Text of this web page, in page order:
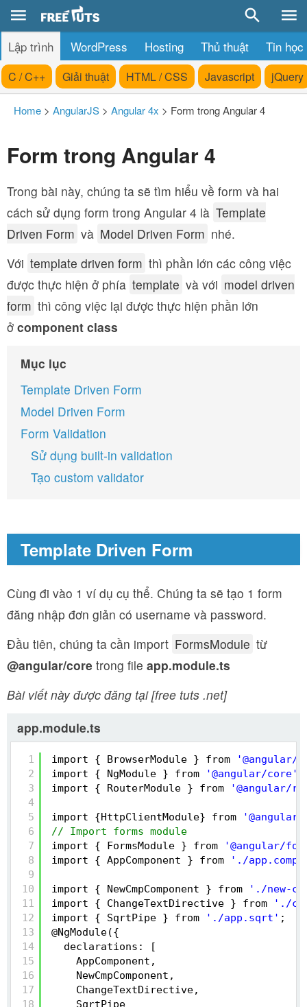
Lập trình WordPress Hosting Thủ thuật Tin học
C / C++ Giải thuật HTML / CSS Javascript jQuery
Home > AngularJS > Angular 4x > Form trong Angular 4
Form trong Angular 4
Trong bài này, chúng ta sẽ tìm hiểu về form và hai
cách sử dụng form trong Angular 4 là Template
Driven Form và Model Driven Form nhé.
Với template driven form thì phần lớn các công việc
được thực hiện ở phía template và với model driven
form thì công việc lại được thực hiện phần lớn
ở component class
Mục lục
Template Driven Form
Model Driven Form
Form Validation
Sử dụng built-in validation
Tạo custom validator
Template Driven Form
Cùng đi vào 1 ví dụ cụ thể. Chúng ta sẽ tạo 1 form
đăng nhập đơn giản có username và password.
Đầu tiên, chúng ta cần import FormsModule từ
@angular/core trong file app.module.ts
Bài viết này được đăng tại [free tuts .net]
app.module.ts
1
2
3
4
5
6
7
8
9
10
11
12
13
14
15
16
17
18
import { BrowserModule } from
'@angular/
import { NgModule } from
'@angular/core'
import { RouterModule } from
'@angular/
import {HttpClientModule} from
// Import forms module
import { FormsModule } from
'@angular/
import { AppComponent } from
'./
import { NewCmpComponent } from
'./new-
import { ChangeTextDirective } from
'./
import { SqrtPipe } from
'./app.sqrt' ;
@NgModule({
declarations: [
AppComponent,
NewCmpComponent,
ChangeTextDirective,
SqrtPipe